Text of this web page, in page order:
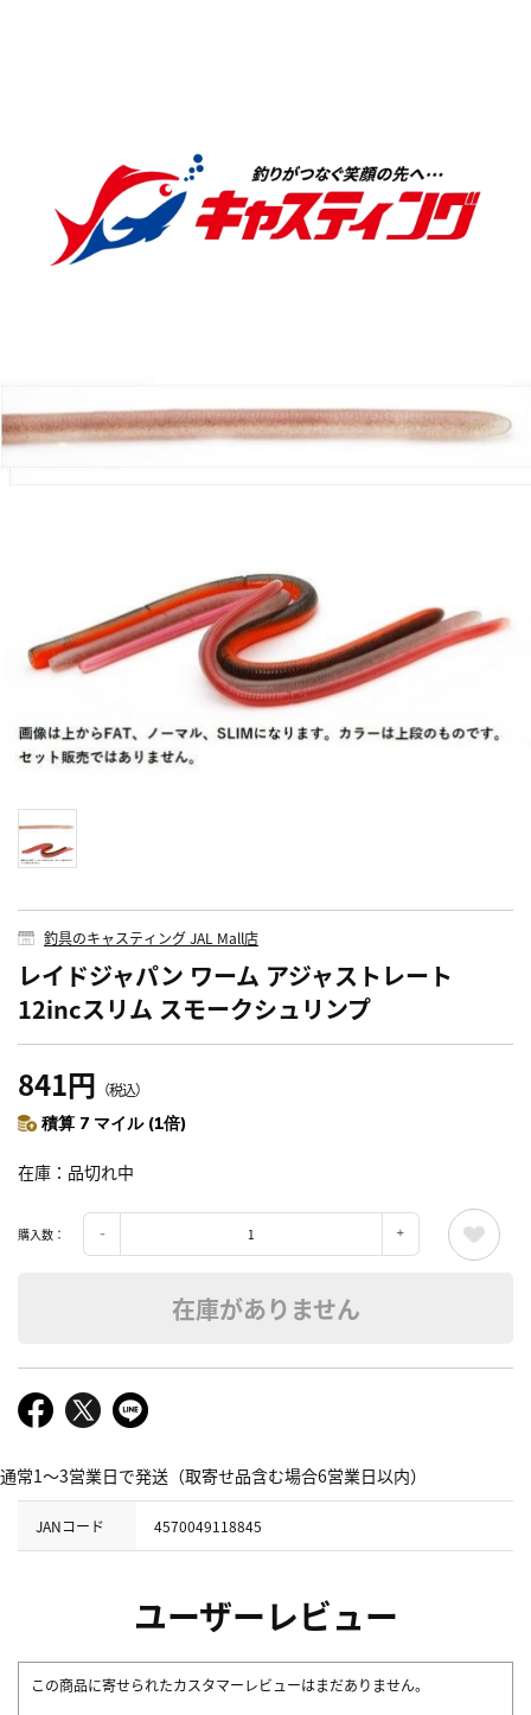
釣具のキャスティング JAL Mall店
レイドジャパン ワーム アジャストレート
12incスリム スモークシュリンプ
841円 （税込）
積算 7 マイル (1倍)
在庫 品切れ中
購入数：
在庫がありません
通常1～3営業日で発送（取寄せ品含む場合6営業日以内）
JANコード 4570049118845
ユーザーレビュー
この商品に寄せられたカスタマーレビューはまだありません。